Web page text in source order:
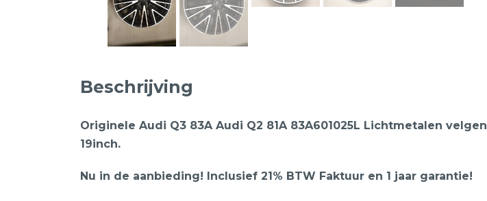
Beschrijving
Originele Audi Q3 83A Audi Q2 81A 83A601025L Lichtmetalen velgen
19inch.
Nu in de aanbieding! Inclusief 21% BTW Faktuur en 1 jaar garantie!